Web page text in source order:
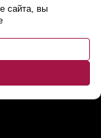
сайта, вы
// Новое
в